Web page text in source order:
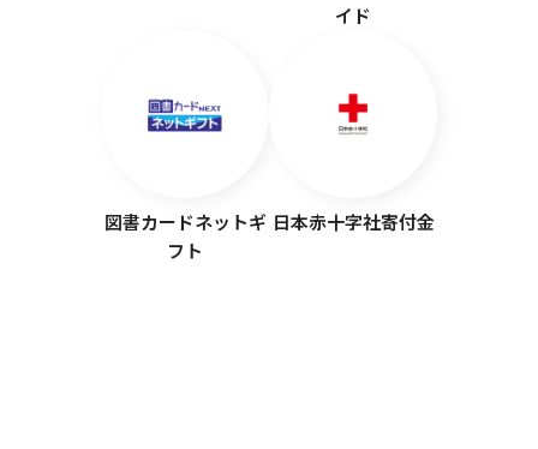
イド
図書カードネットギ
フト
日本赤十字社寄付金